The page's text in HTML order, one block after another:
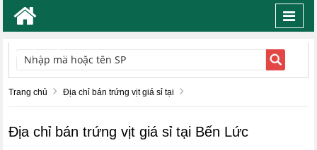
TÌM KIẾM
Trang chủ Địa chỉ bán trứng vịt giá sỉ tại
Địa chỉ bán trứng vịt giá sỉ tại Bến Lức